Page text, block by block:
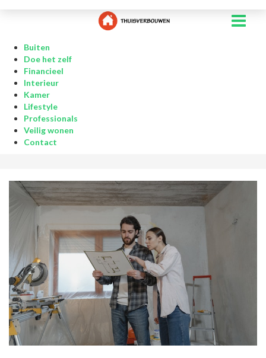
Buiten
Doe het zelf
Financieel
Interieur
Kamer
Lifestyle
Professionals
Veilig wonen
Contact